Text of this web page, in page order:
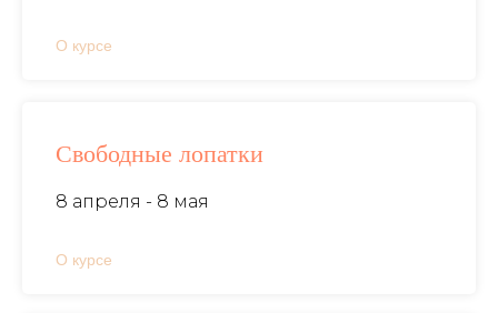
О курсе
Свободные лопатки
8 апреля - 8 мая
О курсе